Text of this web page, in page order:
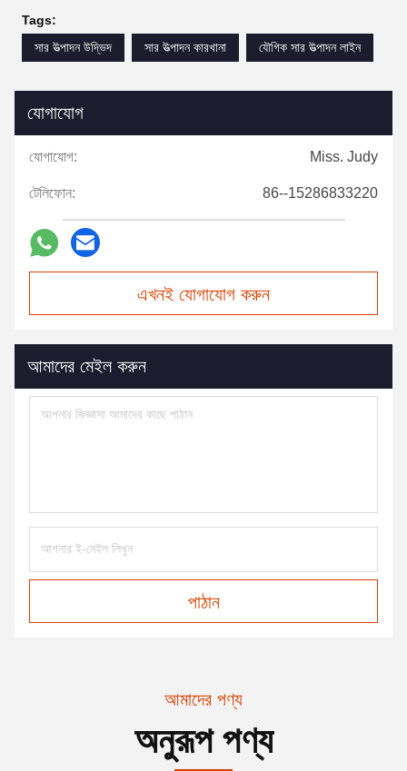
Tags:
সার উত্পাদন উদ্ভিদ
সার উত্পাদন কারখানা যৌগিক সার উত্পাদন লাইন
যোগাযোগ
যোগাযোগ: Miss. Judy
টেলিফোন: 86--15286833220
এখনই যোগাযোগ করুন
আমাদের মেইল করুন
পাঠান
আমাদের পণ্য
অনুরূপ পণ্য